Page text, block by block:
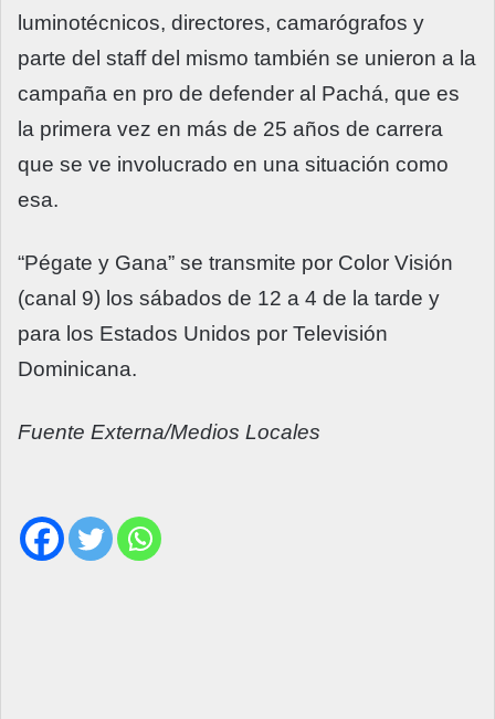
luminotécnicos, directores, camarógrafos y
parte del staff del mismo también se unieron a la
campaña en pro de defender al Pachá, que es
la primera vez en más de 25 años de carrera
que se ve involucrado en una situación como
esa.
“Pégate y Gana” se transmite por Color Visión
(canal 9) los sábados de 12 a 4 de la tarde y
para los Estados Unidos por Televisión
Dominicana.
Fuente Externa/Medios Locales